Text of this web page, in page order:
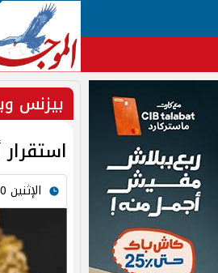
بيزنس
استقرار
الإثنين 10/مارس/2025 - 02:00 ص